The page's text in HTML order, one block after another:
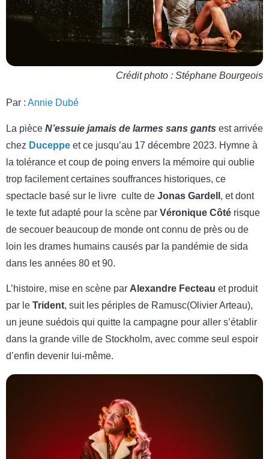
Crédit photo : Stéphane Bourgeois
Par : Annie Dubé
La pièce N’essuie jamais de larmes sans gants est arrivée
chez Duceppe et ce jusqu’au 17 décembre 2023. Hymne à
la tolérance et coup de poing envers la mémoire qui oublie
trop facilement certaines souffrances historiques, ce
spectacle basé sur le livre culte de Jonas Gardell , et dont
le texte fut adapté pour la scène par Véronique Côté risque
de secouer beaucoup de monde ont connu de près ou de
loin les drames humains causés par la pandémie de sida
dans les années 80 et 90.
L’histoire, mise en scène par Alexandre Fecteau et produit
par le Trident, suit les périples de Ramusc(Olivier Arteau),
un jeune suédois qui quitte la campagne pour aller s’établir
dans la grande ville de Stockholm, avec comme seul espoir
d’enfin devenir lui-même.